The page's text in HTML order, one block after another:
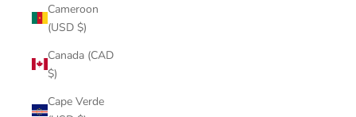
Cameroon
(USD $)
Canada (CAD
$)
Cape Verde